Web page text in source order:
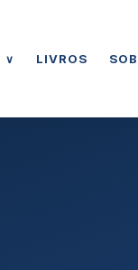
∨ LIVROS